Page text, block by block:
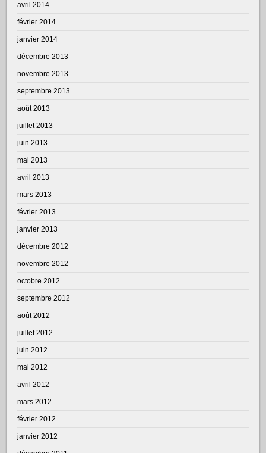
avril 2014
février 2014
janvier 2014
décembre 2013
novembre 2013
septembre 2013
août 2013
juillet 2013
juin 2013
mai 2013
avril 2013
mars 2013
février 2013
janvier 2013
décembre 2012
novembre 2012
octobre 2012
septembre 2012
août 2012
juillet 2012
juin 2012
mai 2012
avril 2012
mars 2012
février 2012
janvier 2012